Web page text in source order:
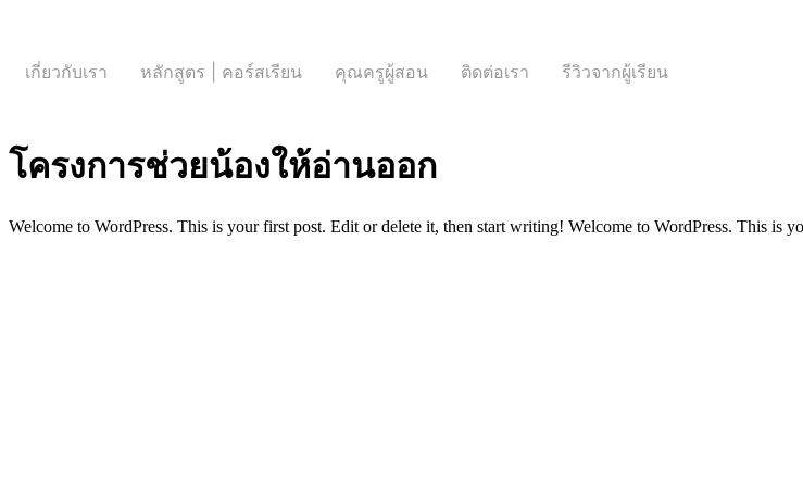
เกี่ยวกับเรา หลักสูตร | คอร์สเรียน คุณครูผู้สอน ติดต่อเรา รีวิวจากผู้เรียน
โครงการช่วยน้องให้อ่านออก
Welcome to WordPress. This is your first post. Edit or delete it, then start writing! Welcome to WordPress. This is